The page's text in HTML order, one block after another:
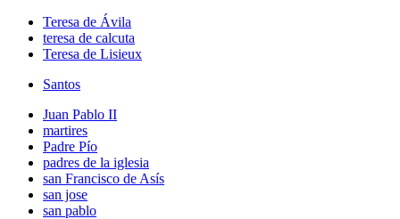
Teresa de Ávila
teresa de calcuta
Teresa de Lisieux
Santos
Juan Pablo II
martires
Padre Pío
padres de la iglesia
san Francisco de Asís
san jose
san pablo